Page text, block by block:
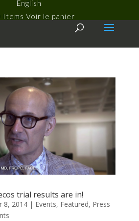
English
Items
trial results are in!
8, 2014| Events, Featured, Press